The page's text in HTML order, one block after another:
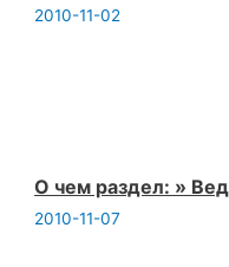
2010-11-02
О чем раздел: »
2010-11-07